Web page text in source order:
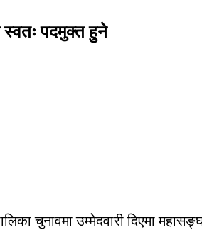
स्वतः पदमुक्त हुने
चुनावमा उम्मेदवारी दिएमा